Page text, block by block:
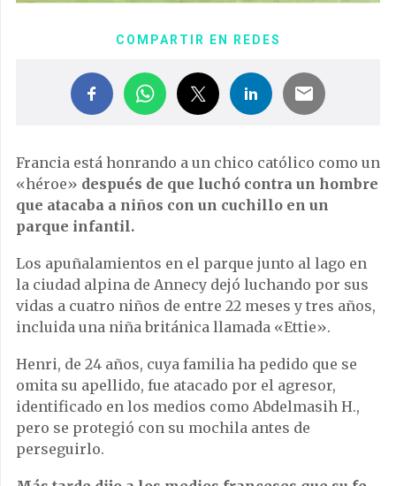
COMPARTIR EN REDES
Francia está honrando a un chico católico como un
«héroe» después de que luchó contra un hombre
que atacaba a niños con un cuchillo en un
parque infantil.
Los apuñalamientos en el parque junto al lago en
la ciudad alpina de Annecy dejó luchando por sus
vidas a cuatro niños de entre 22 meses y tres años,
incluida una niña británica llamada «Ettie».
Henri, de 24 años, cuya familia ha pedido que se
omita su apellido, fue atacado por el agresor,
identificado en los medios como Abdelmasih H.,
pero se protegió con su mochila antes de
perseguirlo.